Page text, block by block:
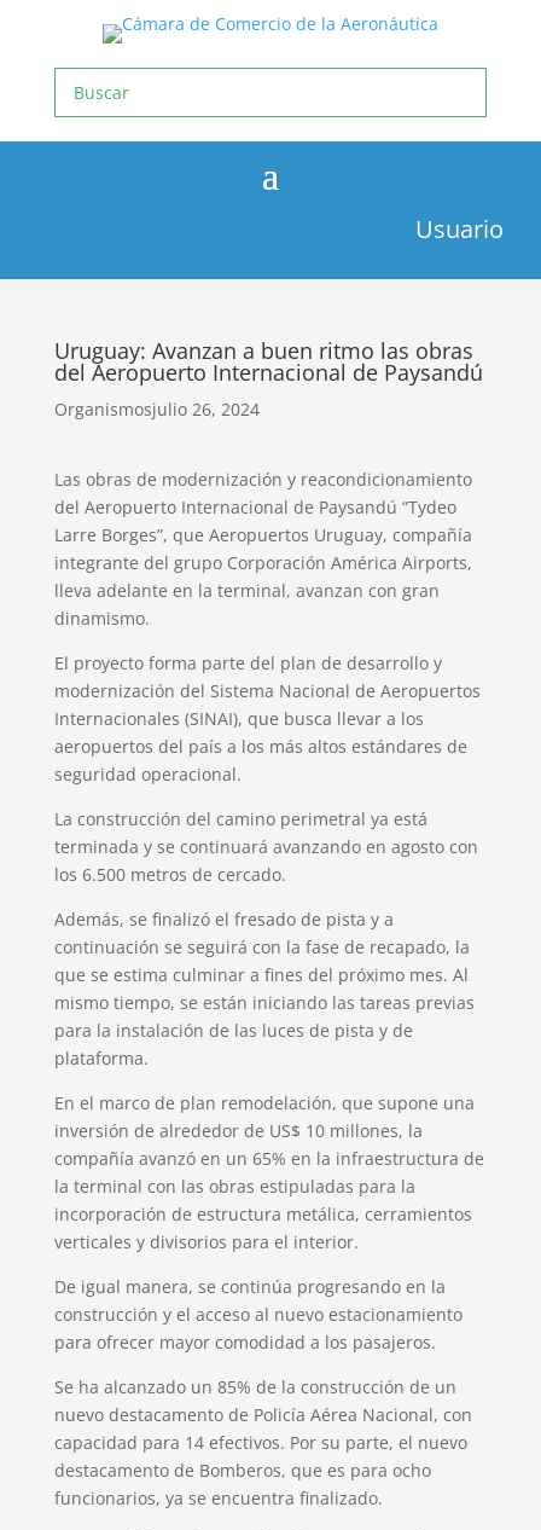
Usuario
Uruguay: Avanzan a buen ritmo las obras
del Aeropuerto Internacional de Paysandú
Organismosjulio 26, 2024
Las obras de modernización y reacondicionamiento
del Aeropuerto Internacional de Paysandú “Tydeo
Larre Borges”, que Aeropuertos Uruguay, compañía
integrante del grupo Corporación América Airports,
lleva adelante en la terminal, avanzan con gran
dinamismo.
El proyecto forma parte del plan de desarrollo y
modernización del Sistema Nacional de Aeropuertos
Internacionales (SINAI), que busca llevar a los
aeropuertos del país a los más altos estándares de
seguridad operacional.
La construcción del camino perimetral ya está
terminada y se continuará avanzando en agosto con
los 6.500 metros de cercado.
Además, se finalizó el fresado de pista y a
continuación se seguirá con la fase de recapado, la
que se estima culminar a fines del próximo mes. Al
mismo tiempo, se están iniciando las tareas previas
para la instalación de las luces de pista y de
plataforma.
En el marco de plan remodelación, que supone una
inversión de alrededor de US$ 10 millones, la
compañía avanzó en un 65% en la infraestructura de
la terminal con las obras estipuladas para la
incorporación de estructura metálica, cerramientos
verticales y divisorios para el interior.
De igual manera, se continúa progresando en la
construcción y el acceso al nuevo estacionamiento
para ofrecer mayor comodidad a los pasajeros.
Se ha alcanzado un 85% de la construcción de un
nuevo destacamento de Policía Aérea Nacional, con
capacidad para 14 efectivos. Por su parte, el nuevo
destacamento de Bomberos, que es para ocho
funcionarios, ya se encuentra finalizado.